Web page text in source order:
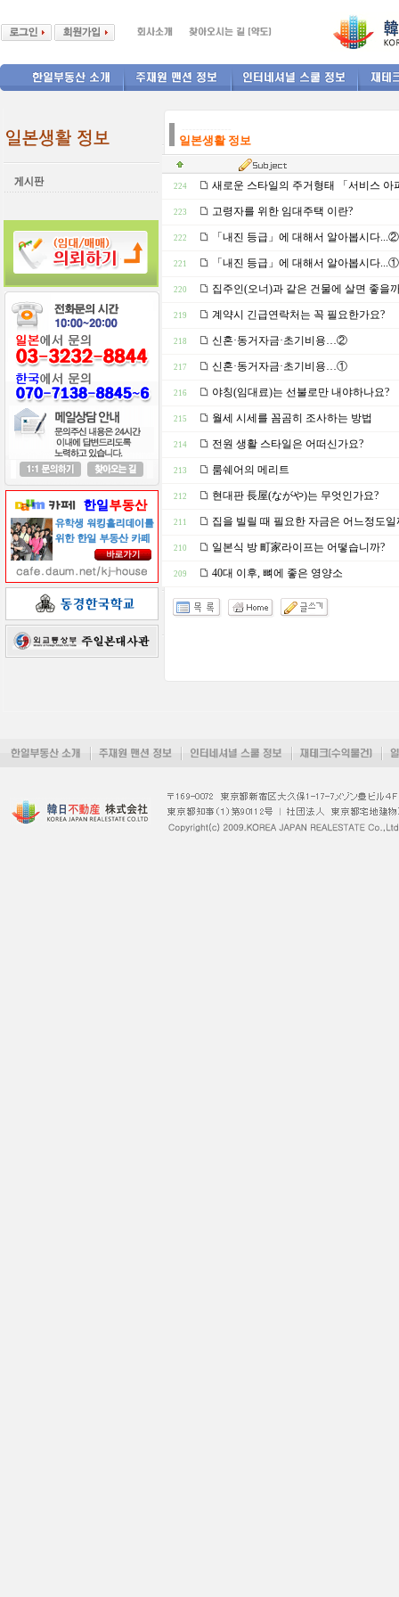
일본생활 정보
224 새로운 스타일의 주거형태 「서비스 아
223 고령자를 위한 임대주택 이란?
222 「내진 등급」에 대해서 알아봅시다...②
221 「내진 등급」에 대해서 알아봅시다...①
220 집주인(오너)과 같은 건물에 살면 좋을
219 계약시 긴급연락처는 꼭 필요한가요?
218 신혼·동거자금·초기비용…②
217 신혼·동거자금·초기비용…①
216 야칭(임대료)는 선불로만 내야하나요?
215 월세 시세를 꼼곰히 조사하는 방법
214 전원 생활 스타일은 어떠신가요?
213 룸쉐어의 메리트
212 현대판 長屋(ながや)는 무엇인가요?
211 집을 빌릴 때 필요한 자금은 어느정도일
210 일본식 방 町家라이프는 어떻습니까?
209 40대 이후, 뼈에 좋은 영양소